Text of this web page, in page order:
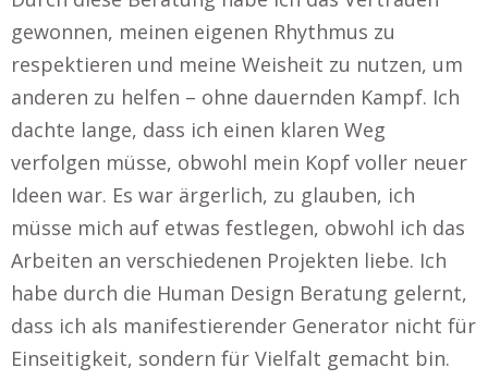
gewonnen, meinen eigenen Rhythmus zu
respektieren und meine Weisheit zu nutzen, um
anderen zu helfen – ohne dauernden Kampf. Ich
dachte lange, dass ich einen klaren Weg
verfolgen müsse, obwohl mein Kopf voller neuer
Ideen war. Es war ärgerlich, zu glauben, ich
müsse mich auf etwas festlegen, obwohl ich das
Arbeiten an verschiedenen Projekten liebe. Ich
habe durch die Human Design Beratung gelernt,
dass ich als manifestierender Generator nicht für
Einseitigkeit, sondern für Vielfalt gemacht bin.